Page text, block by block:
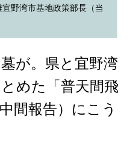
野湾市基地政策部長（当
が。県と宜野湾
めた「普天間飛
間報告）にこう